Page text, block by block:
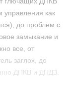
управления как
до проблем с
замыкание и
все, от
заглох, до
ДПКВ и ДПДЗ.